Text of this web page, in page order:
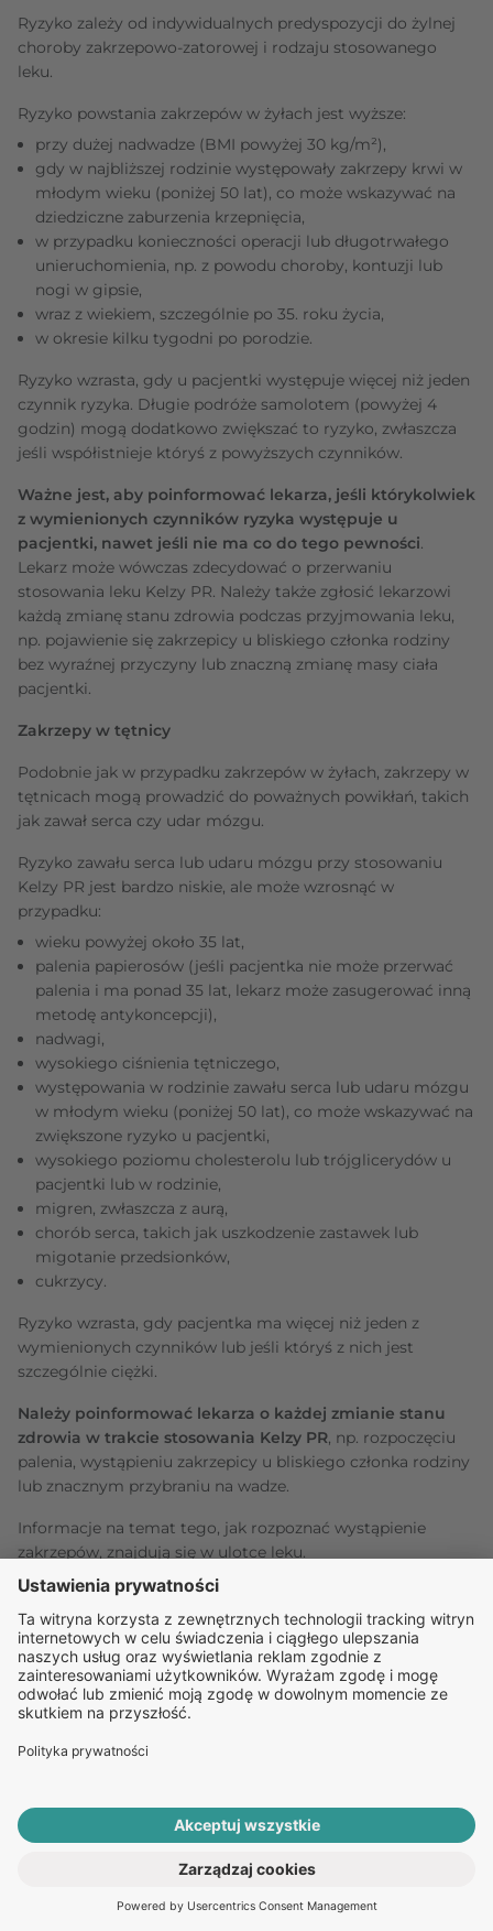
ROZPOCZNIJ E-KONSULTACJĘ
Ryzyko zależy od indywidualnych predyspozycji do żylnej
choroby zakrzepowo-zatorowej i rodzaju stosowanego
leku.
Ryzyko powstania zakrzepów w żyłach jest wyższe:
przy dużej nadwadze (BMI powyżej 30 kg/m²),
gdy w najbliższej rodzinie występowały zakrzepy krwi w
młodym wieku (poniżej 50 lat), co może wskazywać na
dziedziczne zaburzenia krzepnięcia,
w przypadku konieczności operacji lub długotrwałego
unieruchomienia, np. z powodu choroby, kontuzji lub
nogi w gipsie,
wraz z wiekiem, szczególnie po 35. roku życia,
w okresie kilku tygodni po porodzie.
Ryzyko wzrasta, gdy u pacjentki występuje więcej niż jeden
czynnik ryzyka. Długie podróże samolotem (powyżej 4
godzin) mogą dodatkowo zwiększać to ryzyko, zwłaszcza
jeśli współistnieje któryś z powyższych czynników.
Ważne jest, aby poinformować lekarza, jeśli którykolwiek
z wymienionych czynników ryzyka występuje u
pacjentki, nawet jeśli nie ma co do tego pewności.
Lekarz może wówczas zdecydować o przerwaniu
stosowania leku Kelzy PR. Należy także zgłosić lekarzowi
każdą zmianę stanu zdrowia podczas przyjmowania leku,
np. pojawienie się zakrzepicy u bliskiego członka rodziny
bez wyraźnej przyczyny lub znaczną zmianę masy ciała
pacjentki.
Zakrzepy w tętnicy
Podobnie jak w przypadku zakrzepów w żyłach, zakrzepy w
tętnicach mogą prowadzić do poważnych powikłań, takich
jak zawał serca czy udar mózgu.
Ryzyko zawału serca lub udaru mózgu przy stosowaniu
Kelzy PR jest bardzo niskie, ale może wzrosnąć w
przypadku:
wieku powyżej około 35 lat,
palenia papierosów (jeśli pacjentka nie może przerwać
palenia i ma ponad 35 lat, lekarz może zasugerować inną
metodę antykoncepcji),
nadwagi,
wysokiego ciśnienia tętniczego,
występowania w rodzinie zawału serca lub udaru mózgu
w młodym wieku (poniżej 50 lat), co może wskazywać na
zwiększone ryzyko u pacjentki,
wysokiego poziomu cholesterolu lub trójglicerydów u
pacjentki lub w rodzinie,
migren, zwłaszcza z aurą,
chorób serca, takich jak uszkodzenie zastawek lub
migotanie przedsionków,
cukrzycy.
Ryzyko wzrasta, gdy pacjentka ma więcej niż jeden z
wymienionych czynników lub jeśli któryś z nich jest
szczególnie ciężki.
Należy poinformować lekarza o każdej zmianie stanu
zdrowia w trakcie stosowania Kelzy PR, np. rozpoczęciu
palenia, wystąpieniu zakrzepicy u bliskiego członka rodziny
lub znacznym przybraniu na wadze.
Informacje na temat tego, jak rozpoznać wystąpienie
zakrzepów, znajdują się w ulotce leku.
Lek Kelzy PR a nowotwory
U kobiet stosujących złożone środki antykoncepcyjne nieco
częściej obserwuje się raka piersi, jednak nie wiadomo, czy
wynika to bezpośrednio z działania leków.Możliwe, że
częstsza diagnoza wynika z częstszych wizyt lekarskich
stopniowo maleje po zaprzestaniu stosowania tych
i kontakt z lekarzem w przypadku wykrycia jakichkolwiek
guzków.
Niektóre badania sugerują, że długotrwałe stosowanie
, ale obecnie nie